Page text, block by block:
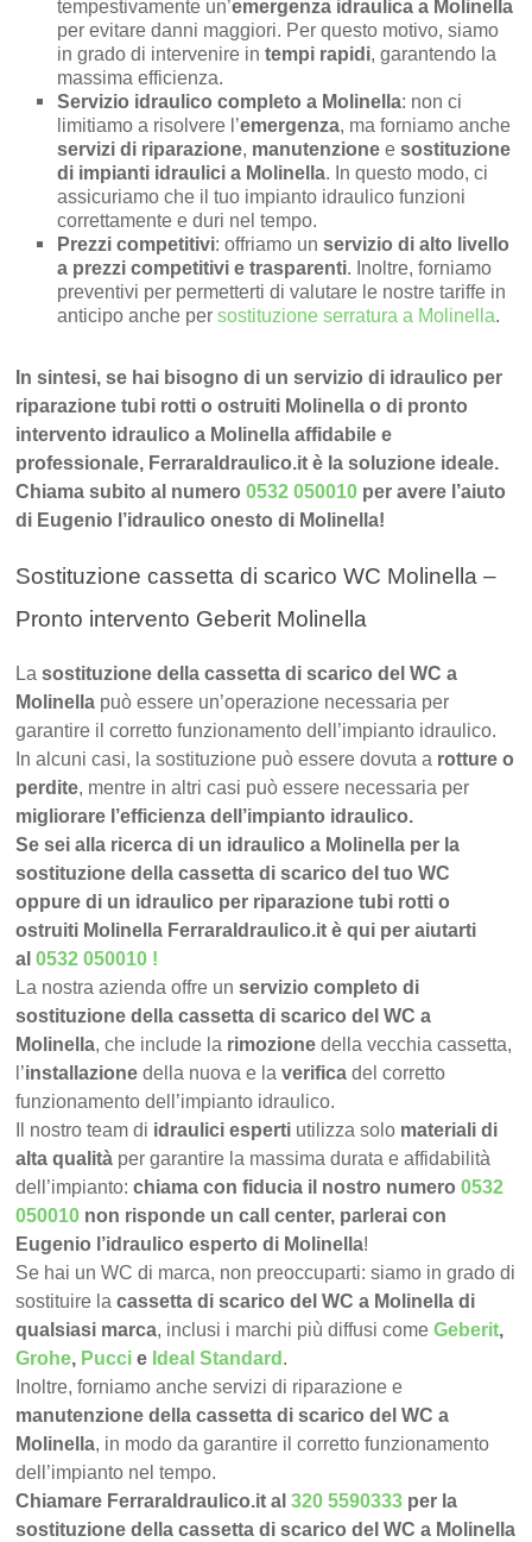
tempestivamente un’emergenza idraulica a Molinella
per evitare danni maggiori. Per questo motivo, siamo
in grado di intervenire intempi rapidi, garantendo la
massima efficienza.
Servizio idraulico completo a Molinella: non ci
limitiamo a risolvere l’emergenza, ma forniamo anche
servizi di riparazione, manutenzione esostituzione
di impianti idraulici a Molinella. In questo modo, ci
assicuriamo che il tuo impianto idraulico funzioni
correttamente e duri nel tempo.
Prezzi competitivi: offriamo unservizio di alto livello
a prezzi competitivi e trasparenti. Inoltre, forniamo
preventivi per permetterti di valutare le nostre tariffe in
anticipo anche persostituzione serratura a Molinella.
In sintesi, se hai bisogno di un servizio di idraulico per
riparazione tubi rotti o ostruiti Molinella o di pronto
intervento idraulico a Molinella affidabile e
professionale, FerraraIdraulico.it è la soluzione ideale.
Chiama subito al numero0532 050010 per avere l’aiuto
di Eugenio l’idraulico onesto di Molinella!
Sostituzione cassetta di scarico WC Molinella –
Pronto intervento Geberit Molinella
Lasostituzione della cassetta di scarico del WC a
Molinella può essere un’operazione necessaria per
garantire il corretto funzionamento dell’impianto idraulico.
In alcuni casi, la sostituzione può essere dovuta a rotture o
perdite, mentre in altri casi può essere necessaria per
migliorare l’efficienza dell’impianto idraulico.
Se sei alla ricerca di un idraulico a Molinella per la
sostituzione della cassetta di scarico del tuo WC
oppure di un idraulico per riparazione tubi rotti o
ostruiti Molinella FerraraIdraulico.it è qui per aiutarti
al0532 050010 !
La nostra azienda offre unservizio completo di
sostituzione della cassetta di scarico del WC a
Molinella, che include la rimozione della vecchia cassetta,
l’installazione della nuova e laverifica del corretto
funzionamento dell’impianto idraulico.
Il nostro team di idraulici esperti utilizza solo materiali di
alta qualità per garantire la massima durata e affidabilità
dell’impianto:chiama con fiducia il nostro numero0532
050010 non risponde un call center, parlerai con
Eugenio l’idraulico esperto di Molinella!
Se hai un WC di marca, non preoccuparti: siamo in grado di
sostituire lacassetta di scarico del WC a Molinella di
qualsiasi marca, inclusi i marchi più diffusi comeGeberit,
Grohe, Pucci e Ideal Standard .
Inoltre, forniamo anche servizi di riparazione e
manutenzione della cassetta di scarico del WC a
Molinella, in modo da garantire il corretto funzionamento
dell’impianto nel tempo.
Chiamare FerraraIdraulico.it al320 5590333 per la
sostituzione della cassetta di scarico del WC a Molinella